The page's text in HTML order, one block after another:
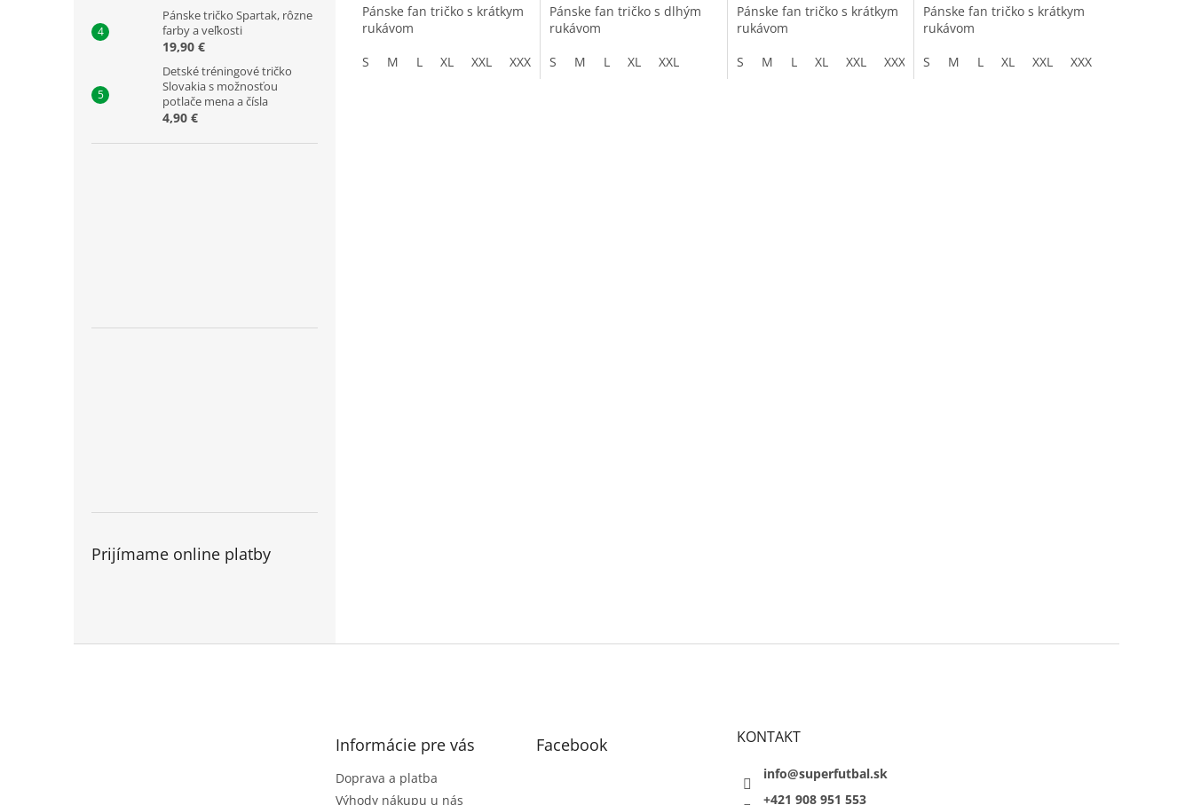
Pánske tričko Spartak, rôzne
farby a veľkosti
19,90 €
Detské tréningové tričko
Slovakia s možnosťou
potlače mena a čísla
4,90 €
Prijímame online platby
Pánske fan tričko s krátkym
rukávom
S
M L XL XXL XXXL
Pánske fan tričko s dlhým
rukávom
S
M L XL XXL
Pánske fan tričko s krátkym
rukávom
S
M L XL XXL XXXL
Pánske fan tričko s krátkym
rukávom
S
M L XL XXL XXXL
Informácie pre vás
Doprava a platba
Výhody nákupu u nás
Facebook KONTAKT
info@superfutbal.sk
+421 908 951 553